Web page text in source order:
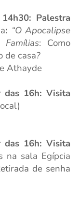
Palestra
: “O Apocalipse
: Como
de casa?
Athayde
16h: Visita
16h: Visita
na sala Egípcia
de senha